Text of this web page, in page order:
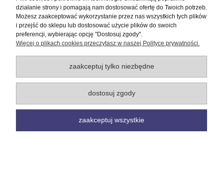
O nas
pokaż pełną wersję strony
Sklep internetowy Shoper Premium
działanie strony i pomagają nam dostosować ofertę do Twoich potrzeb.
Możesz zaakceptować wykorzystanie przez nas wszystkich tych plików
i przejść do sklepu lub dostosować użycie plików do swoich
preferencji, wybierając opcję "Dostosuj zgody".
Więcej o plikach cookies przeczytasz w naszej Polityce prywatności.
zaakceptuj tylko niezbędne
dostosuj zgody
zaakceptuj wszystkie